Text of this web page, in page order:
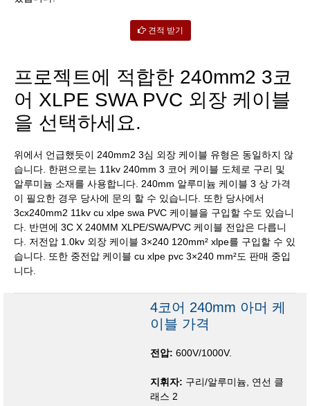
견적 받기
프로젝트에 적합한 240mm2 3코
어 XLPE SWA PVC 외장 케이블
을 선택하세요.
위에서 언급했듯이 240mm2 3심 외장 케이블 유형은 동일하지 않
습니다. 한편으로는 11kv 240mm 3 코어 케이블 도체로 구리 및
알루미늄 소재를 사용합니다. 240mm 알루미늄 케이블 3 상 가격
이 필요한 경우 당사에 문의 할 수 있습니다. 또한 당사에서
3cx240mm2 11kv cu xlpe swa PVC 케이블을 구입할 수도 있습니
다. 반면에 3C X 240MM XLPE/SWA/PVC 케이블 전압은 다릅니
다. 저전압 1.0kv 외장 케이블 3×240 120mm² xlpe를 구입할 수 있
습니다. 또한 중전압 케이블 cu xlpe pvc 3×240 mm²도 판매 중입
니다.
4코어 240mm 아머 케
이블 가격
전압: 600V/1000V.
지휘자: 구리/알루미늄, 연선 클
래스 2